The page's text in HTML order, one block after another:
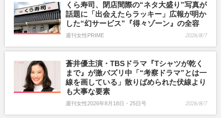
くら寿司、閉店間際の“ネタ大盛り”写真が
話題に「出会えたらラッキー」広報が明か
した“幻サービス”『得々ゾーン』の全容
週刊女性PRIME 2026/8/7
蒼井優主演・TBSドラマ『Tシャツが乾く
まで』が激バズリ中「“考察ドラマ”とは一
線を画している」散りばめられた伏線より
も大事な要素
週刊女性2026年8月18日・25日号 2026/8/7